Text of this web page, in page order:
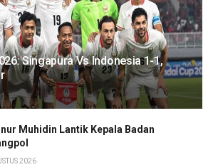
Singapura Vs Indonesia 1-1,
Muhidin Lantik Kepala Badan
2026